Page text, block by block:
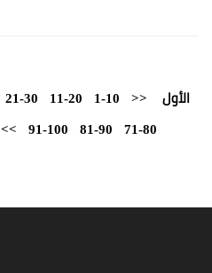
الأول <<
1-10
11-20
21-30
71-80
81-90
91-100
>>